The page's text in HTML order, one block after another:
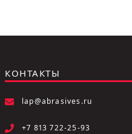
КОНТАКТЫ
lap@abrasives.ru
+7 813 722-25-93